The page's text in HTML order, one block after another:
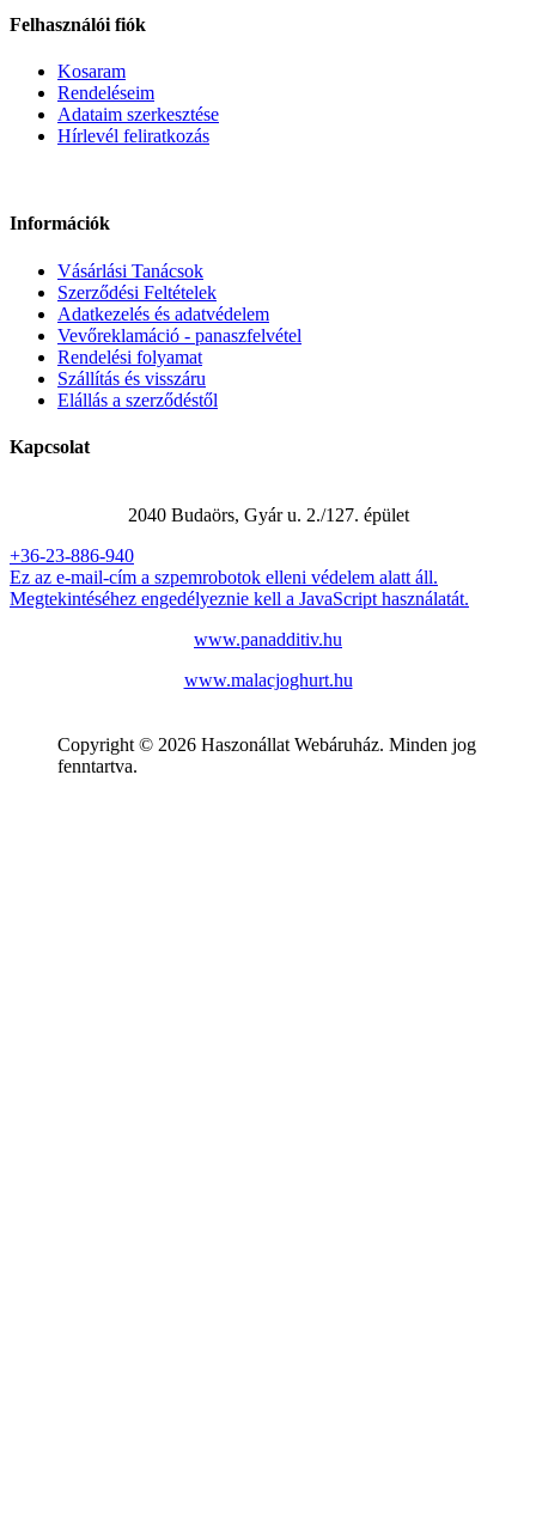
Felhasználói fiók
Kosaram
Rendeléseim
Adataim szerkesztése
Hírlevél feliratkozás
Információk
Vásárlási Tanácsok
Szerződési Feltételek
Adatkezelés és adatvédelem
Vevőreklamáció - panaszfelvétel
Rendelési folyamat
Szállítás és visszáru
Elállás a szerződéstől
Kapcsolat
2040 Budaörs, Gyár u. 2./127. épület
+36-23-886-940
Ez az e-mail-cím a szpemrobotok elleni védelem alatt áll.
Megtekintéséhez engedélyeznie kell a JavaScript használatát.
www.panadditiv.hu
www.malacjoghurt.hu
Copyright © 2026 Haszonállat Webáruház. Minden jog
fenntartva.